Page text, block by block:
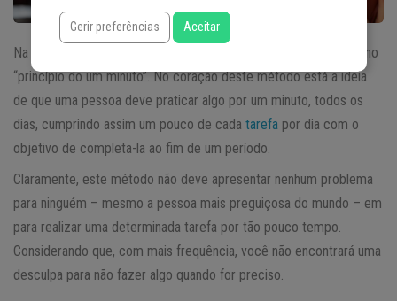
Na cultura japonesa existe a prática de
, que se resume no
“princípio do um minuto”. No coração deste método está a ideia
de que uma pessoa deve praticar algo por um minuto, todos os
dias, cumprindo assim um pouco de cada tarefa por dia com o
objetivo de completa-la ao fim de um período.
Claramente, este método não deve apresentar nenhum problema
para ninguém – mesmo a pessoa mais preguiçosa do mundo – em
para realizar uma determinada tarefa por tão pouco tempo.
Considerando que, com mais frequência, você não encontrará uma
desculpa para não fazer algo quando for preciso.
Gerir preferências Aceitar